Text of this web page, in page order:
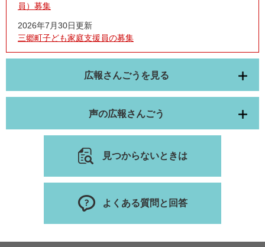
員）募集
2026年7月30日更新
三郷町子ども家庭支援員の募集
広報さんごうを見る
声の広報さんごう
見つからないときは
よくある質問と回答